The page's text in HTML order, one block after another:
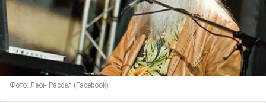
Фото: Леон Рассел (Facebook)